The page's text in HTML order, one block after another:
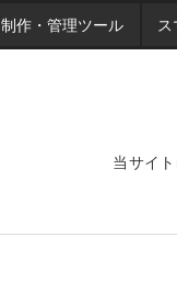
制作・管理ツール ス
当サイ